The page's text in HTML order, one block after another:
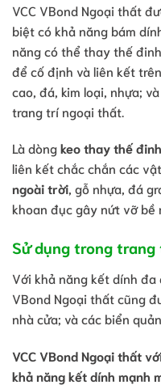
VCC VBond Ngoại thất
biệt có khả năng bám
năng có thể thay thế
để cố định và liên kết
cao, đá, kim loại, nhựa;
trang trí ngoại thất.
Là dòngkeo thay thế
liên kết chắc chắn các
ngoài trời, gỗ nhựa, đá
khoan đục gây nứt vỡ bề
Sử dụng trong
Với khả năng kết dính đa
VBond Ngoại thất cũng
nhà cửa; và các biển
VCC VBond Ngoại thất
khả năng kết dính mạnh